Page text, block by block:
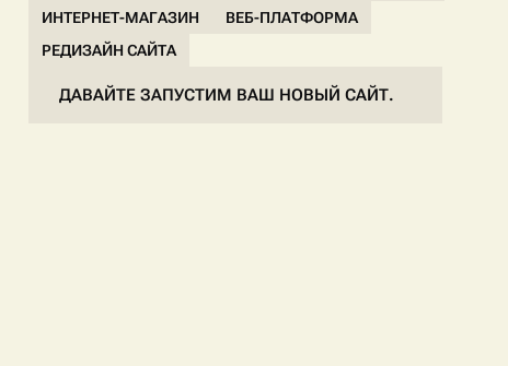
ИНТЕРНЕТ-МАГАЗИН
ВЕБ-ПЛАТФОРМА
РЕДИЗАЙН САЙТА
ДАВАЙТЕ ЗАПУСТИМ ВАШ НОВЫЙ САЙТ.